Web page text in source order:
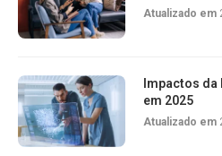
Atualizado em
Impactos
em 2025
Atualizado em